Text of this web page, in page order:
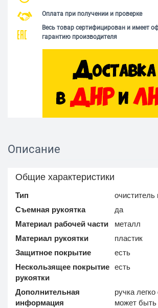
Оплата при получении и проверке
Весь товар сертифицирован и имеет
гарантию производителя
Описание
Общие характеристики
Тип
Съемная рукоятка
да
Материал рабочей части
металл
Материал рукоятки
пластик
Защитное покрытие
есть
Нескользящее покрытие
рукоятки
есть
Дополнительная
информация
ручка
может быть